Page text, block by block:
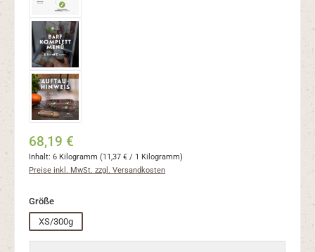
68,19 €
Inhalt: 6 Kilogramm (11,37 € / 1 Kilogramm)
Preise inkl. MwSt. zzgl. Versandkosten
Größeauswählen
XS/300g